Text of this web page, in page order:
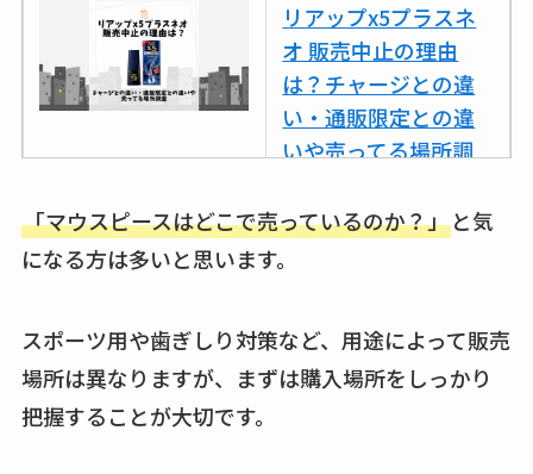
リアップx5プラスネ
オ 販売中止の理由
は？チャージとの違
い・通販限定との違
いや売ってる場所調
ココネシャンプー詰
め替えはどこで売っ
トなど販売店や安い
通販調査
「マウスピースはどこで売っているのか？」と気
になる方は多いと思います。
スポーツ用や歯ぎしり対策など、用途によって販売
場所は異なりますが、まずは購入場所をしっかり
把握することが大切です。